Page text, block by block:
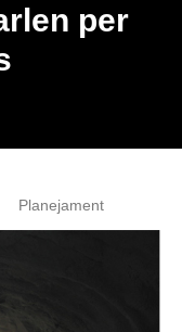
per
Planejament